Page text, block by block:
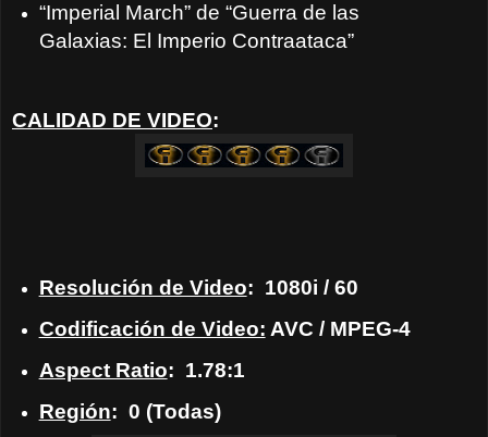
“Imperial March” de “Guerra de las
Galaxias: El Imperio Contraataca”
CALIDAD DE VIDEO:
Resolución de Video: 1080i / 60
Codificación de Video: AVC / MPEG-4
Aspect Ratio: 1.78:1
Región: 0 (Todas)